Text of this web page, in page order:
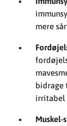
mere
bidrage
irritabel
Muskel-